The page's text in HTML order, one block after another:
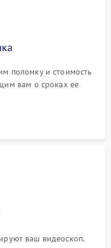
поломку и стоимость
вам о сроках ее
ваш видеоскоп.